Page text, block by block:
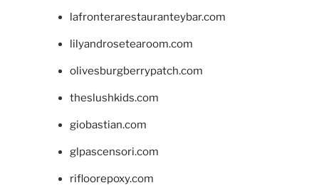
lafronterarestauranteybar.com
lilyandrosetearoom.com
olivesburgberrypatch.com
theslushkids.com
giobastian.com
glpascensori.com
rifloorepoxy.com